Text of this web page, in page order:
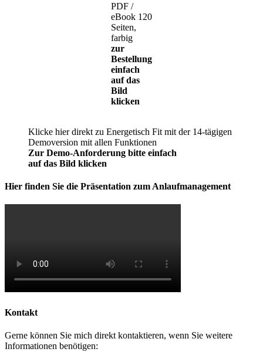
PDF /
eBook 120
Seiten,
farbig
zur
Bestellung
einfach
auf das
Bild
klicken
Klicke hier direkt zu Energetisch Fit mit der 14-tägigen
Demoversion mit allen Funktionen
Zur Demo-Anforderung bitte einfach
auf das Bild klicken
Hier finden Sie die Präsentation zum Anlaufmanagement
Kontakt
Gerne können Sie mich direkt kontaktieren, wenn Sie weitere
Informationen benötigen: